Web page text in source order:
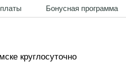
Бонусная программа
круглосуточно